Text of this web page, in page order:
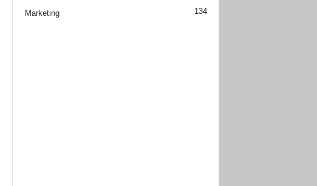
Marketing 134